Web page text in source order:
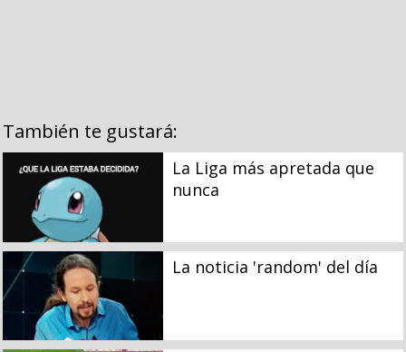
También te gustará:
La Liga más apretada que
nunca
La noticia 'random' del día